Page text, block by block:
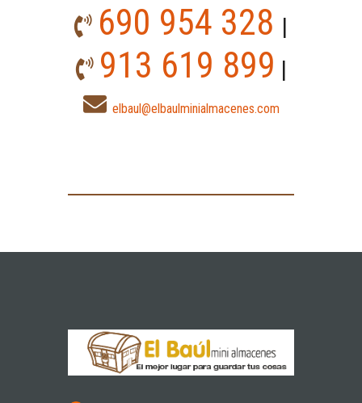
690 954 328 |
913 619 899 |
elbaul@elbaulminialmacenes.com